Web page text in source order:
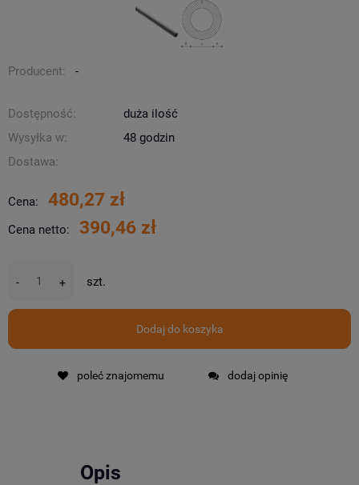
Producent: -
Dostępność:
duża ilość
Wysyłka w:
48 godzin
Dostawa:
Cena: 480,27 zł
Cena netto: 390,46 zł
- + szt.
Dodaj do koszyka
poleć znajomemu dodaj opinię
Opis